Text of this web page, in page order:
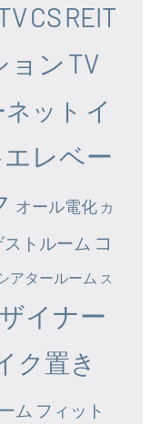
CSREIT
ョン TV
ット イ
エレベー
オール電化 カ
ストルーム コ
アタールーム ス
イナー
ク置き
ム フィット